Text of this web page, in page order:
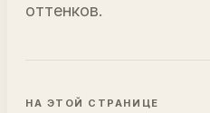
оттенков.
НА ЭТОЙ СТРАНИЦЕ